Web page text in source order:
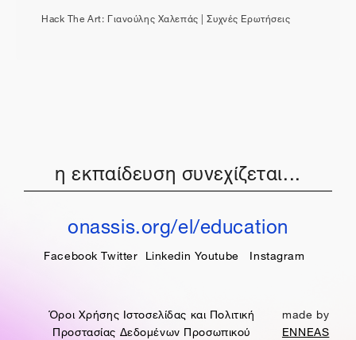
Hack The Art: Γιανούλης Χαλεπάς | Συχνές Ερωτήσεις
η εκπαίδευση συνεχίζεται...
onassis.org/el/education
Facebook Twitter Linkedin Youtube Instagram
Όροι Χρήσης Ιστοσελίδας και Πολιτική
Προστασίας Δεδομένων Προσωπικού
made by
ENNEAS